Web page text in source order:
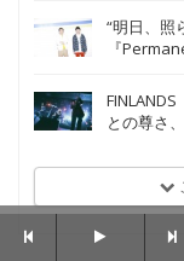
“明日、照
『
との尊さ